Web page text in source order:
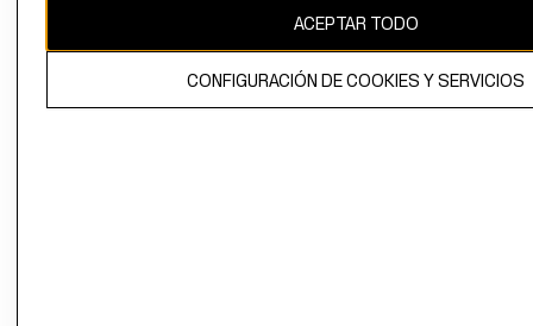
El contenido de esta página web está protegido por copyright y es
propiedad de H&M Hennes & Mauritz AB.
ACEPTAR TODO
CONFIGURACIÓN DE COOKIES Y SERVICIOS